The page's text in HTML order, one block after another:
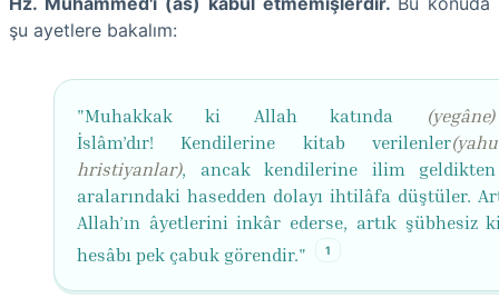
şu ayetlere bakalım:
"Muhakkak ki Allah katında (yegâne)
İslâm’dır! Kendilerine kitab verilenler
hristiyanlar), ancak kendilerine ilim
aralarındaki hasedden dolayı ihtilâfa düştüler.
Allah’ın âyetlerini inkâr ederse, artık şübhesiz
hesâbı pek çabuk görendir."
1